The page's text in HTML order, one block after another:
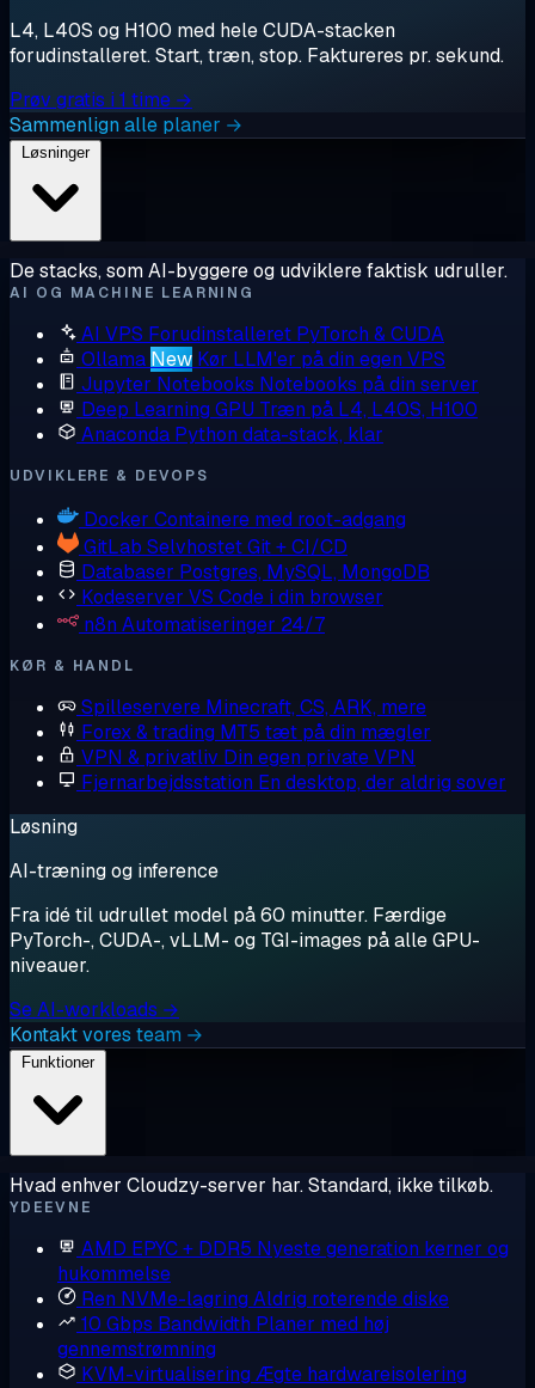
L4, L40S og H100 med hele CUDA-stacken
forudinstalleret. Start, træn, stop. Faktureres pr. sekund.
Prøv gratis i 1 time →
Sammenlign alle planer →
Løsninger
De stacks, som AI-byggere og udviklere faktisk udruller.
AI OG MACHINE LEARNING
AI VPS Forudinstalleret PyTorch & CUDA
Ollama New Kør LLM'er på din egen VPS
Jupyter Notebooks Notebooks på din server
Deep Learning GPU Træn på L4, L40S, H100
Anaconda Python data-stack, klar
UDVIKLERE & DEVOPS
Docker Containere med root-adgang
GitLab Selvhostet Git + CI/CD
Databaser Postgres, MySQL, MongoDB
Kodeserver VS Code i din browser
n8n Automatiseringer 24/7
KØR & HANDL
Spilleservere Minecraft, CS, ARK, mere
Forex & trading MT5 tæt på din mægler
VPN & privatliv Din egen private VPN
Fjernarbejdsstation En desktop, der aldrig sover
Løsning
AI-træning og inference
Fra idé til udrullet model på 60 minutter. Færdige
PyTorch-, CUDA-, vLLM- og TGI-images på alle GPU-
niveauer.
Se AI-workloads →
Kontakt vores team →
Funktioner
Hvad enhver Cloudzy-server har. Standard, ikke tilkøb.
YDEEVNE
AMD EPYC + DDR5 Nyeste generation kerner og
hukommelse
Ren NVMe-lagring Aldrig roterende diske
10 Gbps Bandwidth Planer med høj
gennemstrømning
KVM-virtualisering Ægte hardwareisolering